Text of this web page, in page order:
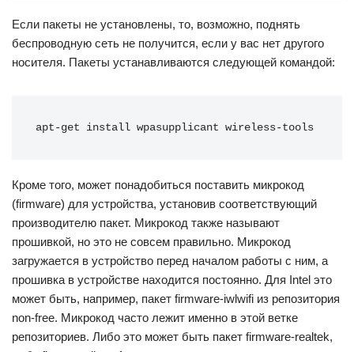
Если пакеты не установлены, то, возможно, поднять
беспроводную сеть не получится, если у вас нет другого
носителя. Пакеты устанавливаются следующей командой:
apt-get install wpasupplicant wireless-tools
Кроме того, может понадобиться поставить микрокод
(firmware) для устройства, установив соответствующий
производителю пакет. Микрокод также называют
прошивкой, но это не совсем правильно. Микрокод
загружается в устройство перед началом работы с ним, а
прошивка в устройстве находится постоянно. Для Intel это
может быть, например, пакет firmware-iwlwifi из репозитория
non-free. Микрокод часто лежит именно в этой ветке
репозиториев. Либо это может быть пакет firmware-realtek,